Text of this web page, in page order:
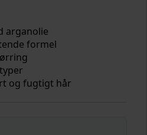
arganolie
formel
og fugtigt hår